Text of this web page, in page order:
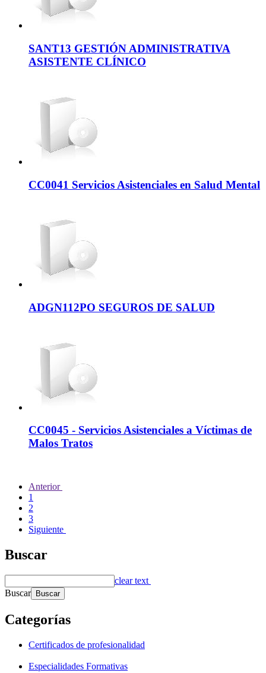
SANT13 GESTIÓN ADMINISTRATIVA
ASISTENTE CLÍNICO
CC0041 Servicios Asistenciales en Salud Mental
ADGN112PO SEGUROS DE SALUD
CC0045 - Servicios Asistenciales a Víctimas de
Malos Tratos
Anterior
1
2
3
Siguiente
Buscar
clear text
Buscar
Categorías
Certificados de profesionalidad
Especialidades Formativas